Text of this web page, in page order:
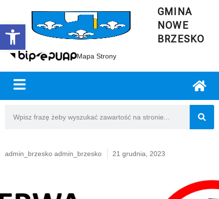
Open toolbar
GMINA
NOWE
BRZESKO
Mapa Strony
admin_brzesko admin_brzesko 21 grudnia, 2023